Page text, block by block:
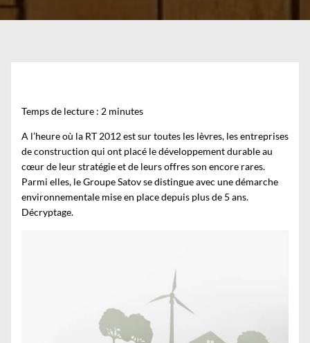
Temps de lecture : 2 minutes
A l’heure où la RT 2012 est sur toutes les lèvres, les entreprises
de construction qui ont placé le développement durable au
cœur de leur stratégie et de leurs offres son encore rares.
Parmi elles, le Groupe Satov se distingue avec une démarche
environnementale mise en place depuis plus de 5 ans.
Décryptage.